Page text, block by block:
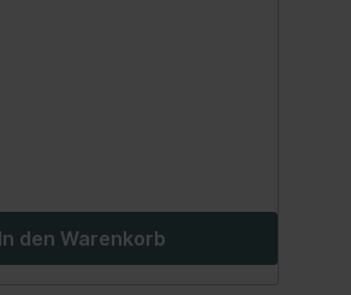
In den Warenkorb